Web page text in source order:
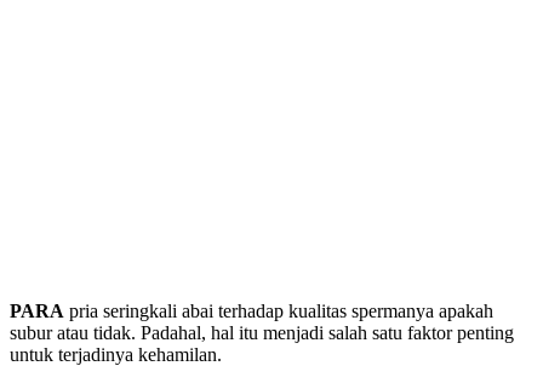
PARA pria seringkali abai terhadap kualitas spermanya apakah
subur atau tidak. Padahal, hal itu menjadi salah satu faktor penting
untuk terjadinya kehamilan.